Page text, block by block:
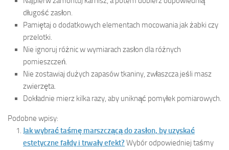
długość zasłon.
Pamiętaj o dodatkowych elementach mocowania jak żabki czy
przelotki.
Nie ignoruj różnic w wymiarach zasłon dla różnych
pomieszczeń.
Nie zostawiaj dużych zapasów tkaniny, zwłaszcza jeśli masz
zwierzęta.
Dokładnie mierz kilka razy, aby uniknąć pomyłek pomiarowych.
Podobne wpisy:
Jak wybrać taśmę marszczącą do zasłon, by uzyskać
estetyczne fałdy i trwały efekt? Wybór odpowiedniej taśmy